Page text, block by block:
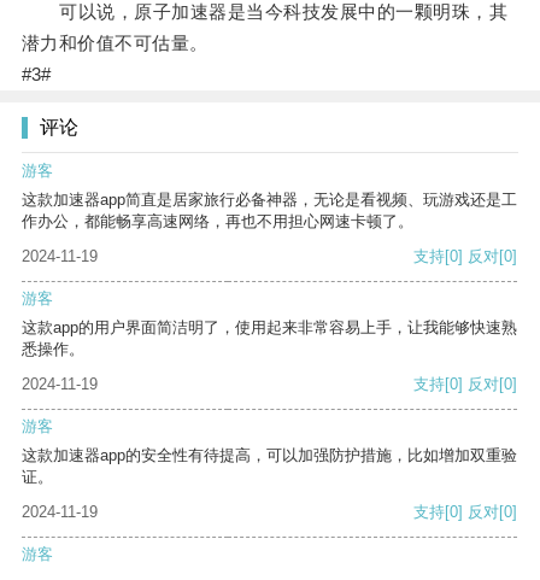
可以说，原子加速器是当今科技发展中的一颗明珠，其
潜力和价值不可估量。
#3#
评论
游客
这款加速器app简直是居家旅行必备神器，无论是看视频、玩游戏还是工
作办公，都能畅享高速网络，再也不用担心网速卡顿了。
2024-11-19
支持[0] 反对[0]
游客
这款app的用户界面简洁明了，使用起来非常容易上手，让我能够快速熟
悉操作。
2024-11-19
支持[0] 反对[0]
游客
这款加速器app的安全性有待提高，可以加强防护措施，比如增加双重验
证。
2024-11-19
支持[0] 反对[0]
游客